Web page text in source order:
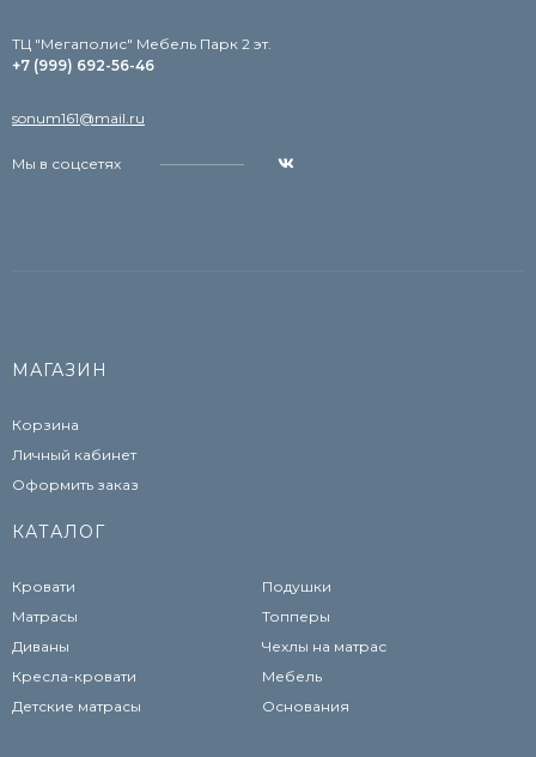
TЦ "Мегаполис" Мебель Парк 2 эт.
+7 (999) 692-56-46
sonum161@mail.ru
Мы в соцсетях
МАГАЗИН
Корзина
Личный кабинет
Оформить заказ
КАТАЛОГ
Кровати
Матрасы
Диваны
Кресла-кровати
Детские матрасы
Подушки
Топперы
Чехлы на матрас
Мебель
Основания